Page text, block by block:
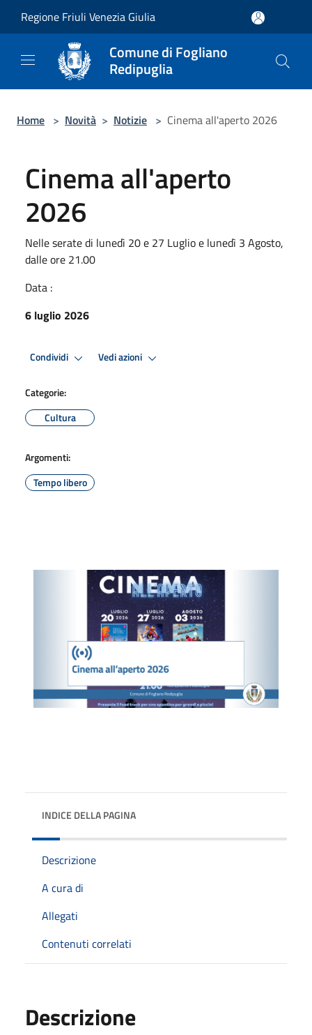
Regione Friuli Venezia Giulia
Comune di Fogliano
Redipuglia
Home > Novità > Notizie > Cinema all'aperto 2026
Cinema all'aperto
2026
Nelle serate di lunedì 20 e 27 Luglio e lunedì 3 Agosto,
dalle ore 21.00
Data :
6 luglio 2026
Condividi Vedi azioni
Categorie:
Cultura
Argomenti:
Tempo libero
INDICE DELLA PAGINA
Descrizione
A cura di
Allegati
Contenuti correlati
Descrizione